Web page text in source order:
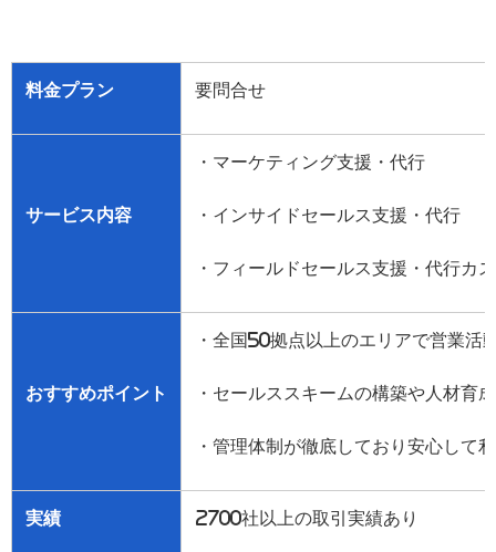
料金プラン 要問合せ
サービス内容
・マーケティング支援・代行
・インサイドセールス支援・代行
・フィールドセールス支援・代行カ
おすすめポイント
・全国50拠点以上のエリアで営業活
・セールススキームの構築や人材育
・管理体制が徹底しており安心して
実績 2700社以上の取引実績あり